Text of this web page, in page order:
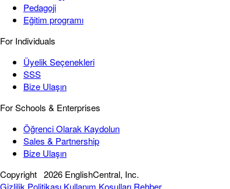
Pedagoji
Eğitim programı
For Individuals
Üyelik Seçenekleri
SSS
Bize Ulaşın
For Schools & Enterprises
Öğrenci Olarak Kaydolun
Sales & Partnership
Bize Ulaşın
Copyright 2026 EnglishCentral, Inc.